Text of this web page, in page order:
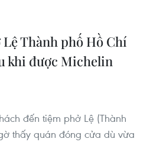
Lệ Thành phố Hồ Chí
khi được Michelin
đến tiệm phở Lệ (Thành
thấy quán đóng cửa dù vừa